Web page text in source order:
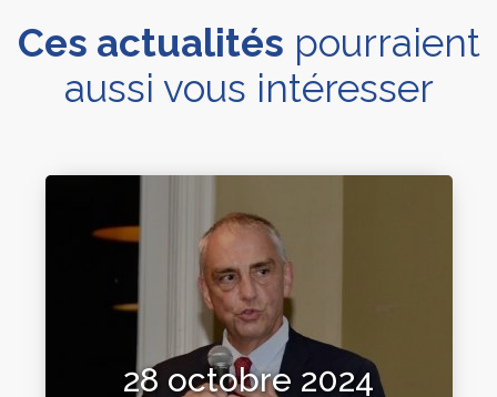
Ces actualités pourraient
aussi vous intéresser
28 octobre 2024